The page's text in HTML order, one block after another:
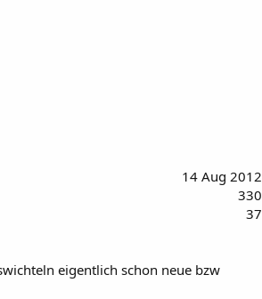
14 Aug 2012
330
37
eigentlich schon neue bzw